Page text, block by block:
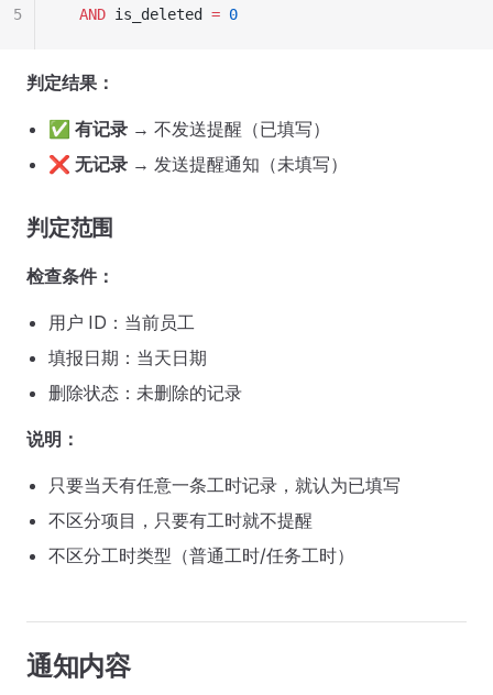
  AND
is_deleted = 0
5
判定结果：
✅ 有记录 → 不发送提醒（已填写）
❌ 无记录 → 发送提醒通知（未填写）
判定范围
检查条件：
用户 ID：当前员工
填报日期：当天日期
删除状态：未删除的记录
说明：
只要当天有任意一条工时记录，就认为已填写
不区分项目，只要有工时就不提醒
不区分工时类型（普通工时/任务工时）
通知内容